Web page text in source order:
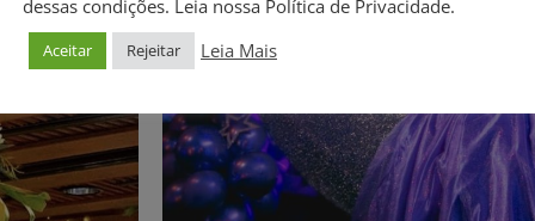
dessas condições. Leia nossa Política de Privacidade.
Aceitar Rejeitar Leia Mais